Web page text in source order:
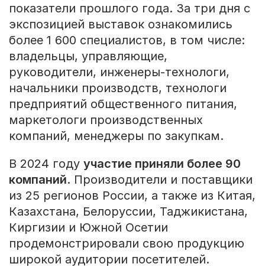
показатели прошлого года. За три дня с
экспозицией выставок ознакомились
более 1 600 специалистов, в том числе:
владельцы, управляющие,
руководители, инженеры-технологи,
начальники производств, технологи
предприятий общественного питания,
маркетологи производственных
компаний, менеджеры по закупкам.
В 2024 году участие приняли более 90
компаний. Производители и поставщики
из 25 регионов России, а также из Китая,
Казахстана, Белоруссии, Таджикистана,
Киргизии и Южной Осетии
продемонстрировали свою продукцию
широкой аудитории посетителей.